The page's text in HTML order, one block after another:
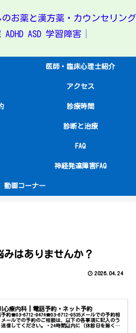
お薬と漢方薬・カウンセリング
ASD 学習障害│
医師・臨床心理士紹介
アクセス
診療時間
診断と治療
FAQ
神経発達障害FAQ
動画コーナー
はありませんか？
2026.04.24
心療内科┃電話予約・ネット予約
予約☎03-6712-9474☎03-6712-9535メールでの予約相
メールでの予約のご相談は、以下の各事項に記入のう
送信してください。・24時間以内に（休診日を除く）